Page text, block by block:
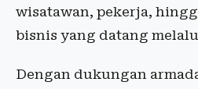
wisatawan, pekerja,
bisnis yang datang
Dengan dukungan